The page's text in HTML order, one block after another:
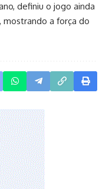
definiu o jogo ainda
a força do